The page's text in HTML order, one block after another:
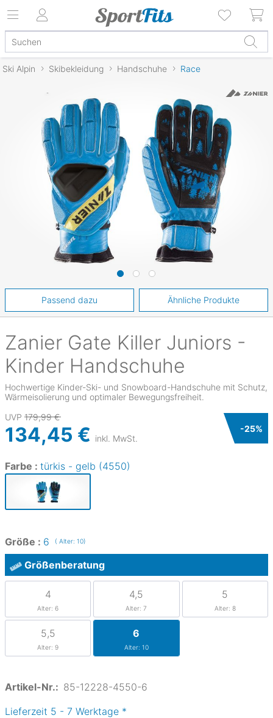
Ski Alpin Skibekleidung Handschuhe Race
Zanier Gate Killer Juniors -
Kinder Handschuhe
Hochwertige Kinder-Ski- und Snowboard-Handschuhe mit Schutz,
Wärmeisolierung und optimaler Bewegungsfreiheit.
UVP 179,99 €
134,45 € inkl. MwSt.
-25%
Farbe : türkis - gelb (4550)
Größe : 6 ( Alter: 10)
Größenberatung
4
Alter: 6
4,5
Alter: 7
5
Alter: 8
5,5
Alter: 9
6
Alter: 10
Artikel-Nr.: 85-12228-4550-6
Lieferzeit 5 - 7 Werktage *
Passend dazu Ähnliche Produkte